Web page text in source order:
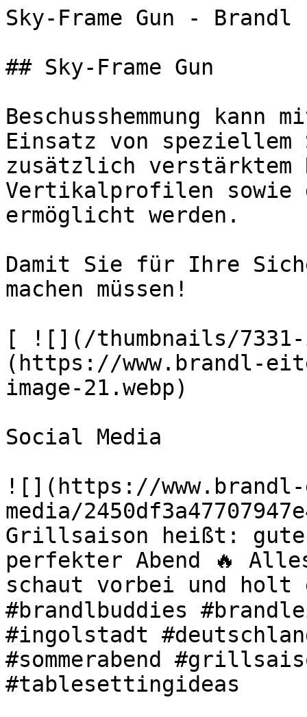
Sky-Frame Gun -
## Sky-Frame Gun
Beschusshemmung kann
Einsatz von
zusätzlich verstärktem
Vertikalprofilen sowie
ermöglicht werden.
Damit Sie für Ihre
machen müssen!
[ ![](/thumbnails/7331-
(https://www.brandl-
image-21.webp)
Social Media
![](https://
media/
Grillsaison heißt:
perfekter Abend 🔥
schaut vorbei und holt
#brandlbuddies
#ingolstadt
#sommerabend
#tablesettingideas